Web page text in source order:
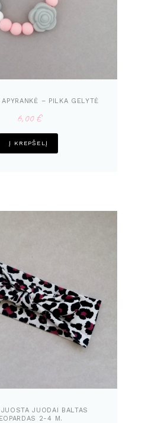
– PILKA GELYTĖ
6,00€
Į KREPŠELĮ
JUODAI BALTAS
2-4 M.